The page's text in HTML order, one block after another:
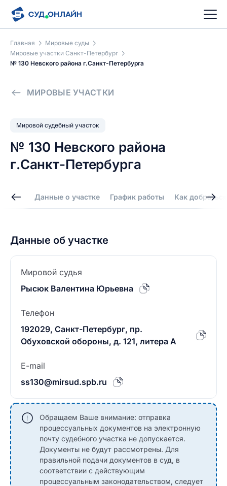
Главная
Мировые суды
Мировые участки Санкт-Петербург
№ 130 Невского района г.Санкт-Петербурга
МИРОВЫЕ УЧАСТКИ
Мировой судебный участок
№ 130 Невского района
г.Санкт-Петербурга
Данные о участке График работы Как добраться
Данные об участке
Мировой судья
Рысюк Валентина Юрьевна
Телефон
192029, Санкт-Петербург, пр.
Обуховской обороны, д. 121, литера А
E-mail
ss130@mirsud.spb.ru
Обращаем Ваше внимание: отправка
процессуальных документов на электронную
почту судебного участка не допускается.
Документы не будут рассмотрены. Для
правильной подачи документов в суд, в
соответствии с действующим
процессуальным законодательством, следует